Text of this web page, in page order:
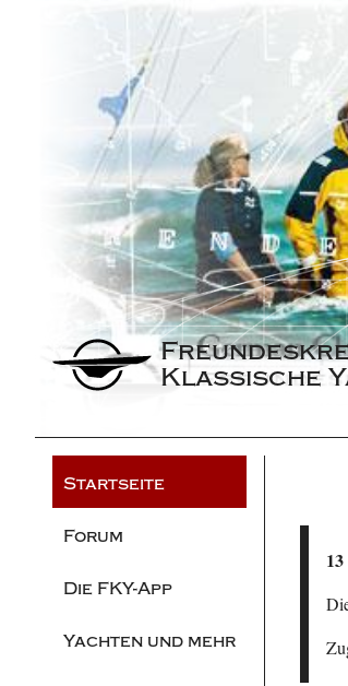
Klassische
Startseite
Forum
Die FKY-App
Yachten und mehr